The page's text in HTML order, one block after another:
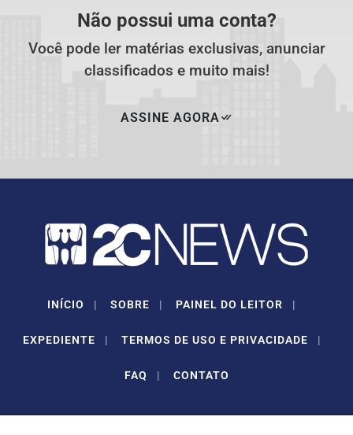
Não possui uma conta?
Você pode ler matérias exclusivas, anunciar
classificados e muito mais!
ASSINE AGORA
INÍCIO | SOBRE | PAINEL DO LEITOR |
EXPEDIENTE | TERMOS DE USO E PRIVACIDADE |
FAQ | CONTATO